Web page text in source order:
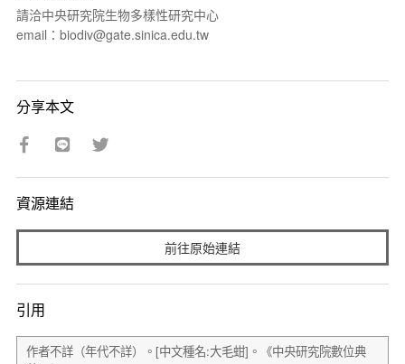
請洽中央研究院生物多樣性研究中心
email：biodiv@gate.sinica.edu.tw
分享本文
資源連結
前往原始連結
引用